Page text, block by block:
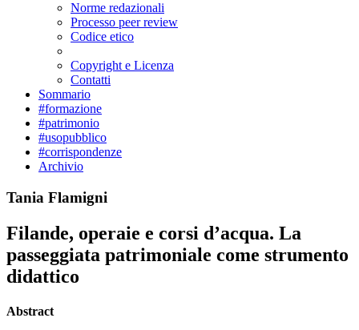
Norme redazionali
Processo peer review
Codice etico
Copyright e Licenza
Contatti
Sommario
#formazione
#patrimonio
#usopubblico
#corrispondenze
Archivio
Tania Flamigni
Filande, operaie e corsi d’acqua. La
passeggiata patrimoniale come strumento
didattico
Abstract